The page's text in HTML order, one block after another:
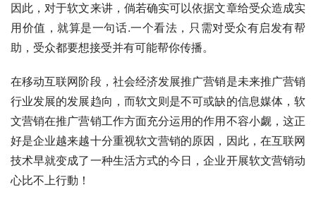
因此，对于软文来讲，倘若确实可以依据文章给受众造成实
用价值，就算是一句话.一个看法，只需对受众有启发有帮
助，受众都要想接受并有可能帮你传播。
在移动互联网阶段，社会经济发展推广营销是未来推广营销
行业发展的发展趋向，而软文则是不可或缺的信息媒体，软
文营销在推广营销工作方面充分运用的作用不容小觑，这正
好是企业越来越十分重视软文营销的原因，因此，在互联网
技术早就变成了一种生活方式的今日，企业开展软文营销动
心比不上行動！